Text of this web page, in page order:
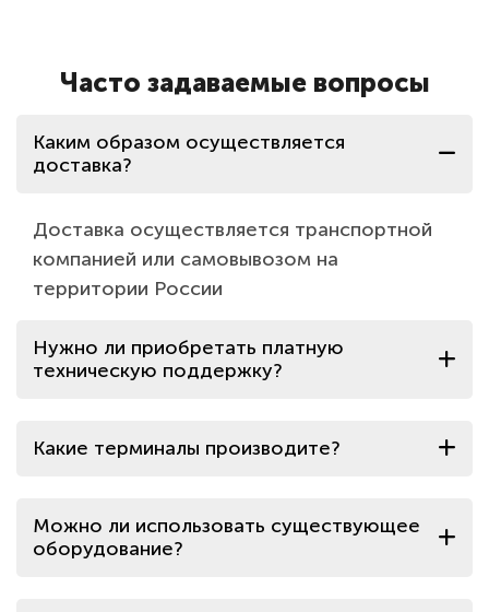
Часто задаваемые вопросы
Каким образом осуществляется
доставка?
Доставка осуществляется транспортной
компанией или самовывозом на
территории России
Нужно ли приобретать платную
техническую поддержку?
Какие терминалы производите?
Можно ли использовать существующее
оборудование?